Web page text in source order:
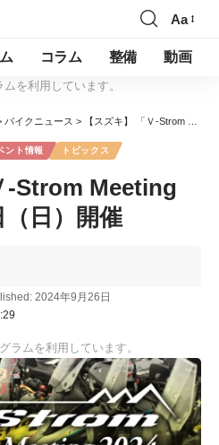
Aa
コラム 整備 動画
を利用しています。
バイクニュース > 【スズキ】 「Ｖ-Strom Meeting 2024」11月10日（日）開催
ント情報 トピックス
-Strom Meeting
（日）開催
2024年9月26日
ラムを利用しています。